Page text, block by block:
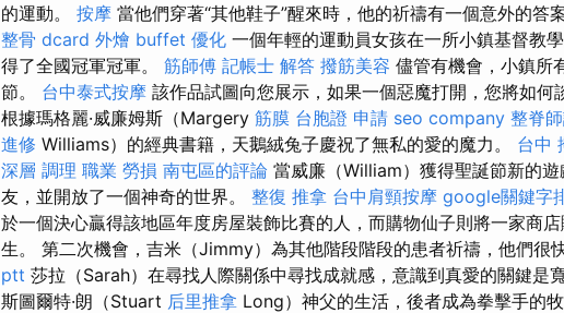
的運動。 按摩 當他們穿著“其他鞋子”醒來時，他的祈禱有一個意外的答
整骨 dcard 外燴 buffet 優化 一個年輕的運動員女孩在一所小鎮基督教
得了全國冠軍冠軍。 筋師傅 記帳士 解答 撥筋美容 儘管有機會，小鎮所
節。 台中泰式按摩 該作品試圖向您展示，如果一個惡魔打開，您將如何
根據瑪格麗·威廉姆斯（Margery 筋膜 台胞證 申請 seo company 整脊
進修 Williams）的經典書籍，天鵝絨兔子慶祝了無私的愛的魔力。 台中
深層 調理 職業 勞損 南屯區的評論 當威廉（William）獲得聖誕節新的
友，並開放了一個神奇的世界。 整復 推拿 台中肩頸按摩 google關鍵字
於一個決心贏得該地區年度房屋裝飾比賽的人，而購物仙子則將一家商
生。 第二次機會，吉米（Jimmy）為其他階段階段的患者祈禱，他們很
ptt 莎拉（Sarah）在尋找人際關係中尋找成就感，意識到真愛的關鍵是
斯圖爾特·朗（Stuart 后里推拿 Long）神父的生活，後者成為拳擊手的